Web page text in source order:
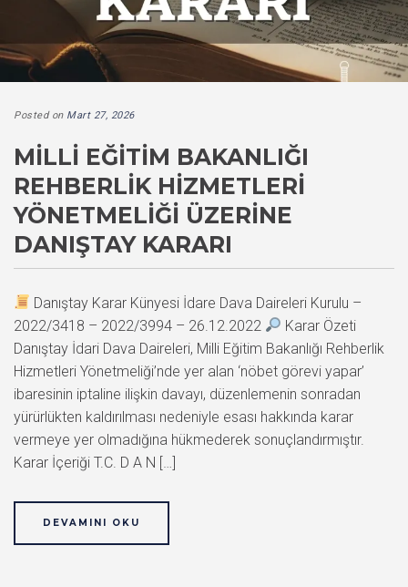
Posted on Mart 27, 2026
MILLI EĞITIM BAKANLIĞI
REHBERLIK HIZMETLERI
YÖNETMELIĞI ÜZERINE
DANIŞTAY KARARI
Danıştay Karar Künyesi İdare Dava Daireleri Kurulu –
2022/3418 – 2022/3994 – 26.12.2022
Karar Özeti
Danıştay İdari Dava Daireleri, Milli Eğitim Bakanlığı Rehberlik
Hizmetleri Yönetmeliği’nde yer alan ‘nöbet görevi yapar’
ibaresinin iptaline ilişkin davayı, düzenlemenin sonradan
yürürlükten kaldırılması nedeniyle esası hakkında karar
vermeye yer olmadığına hükmederek sonuçlandırmıştır.
Karar İçeriği T.C. D A N […]
DEVAMINI OKU